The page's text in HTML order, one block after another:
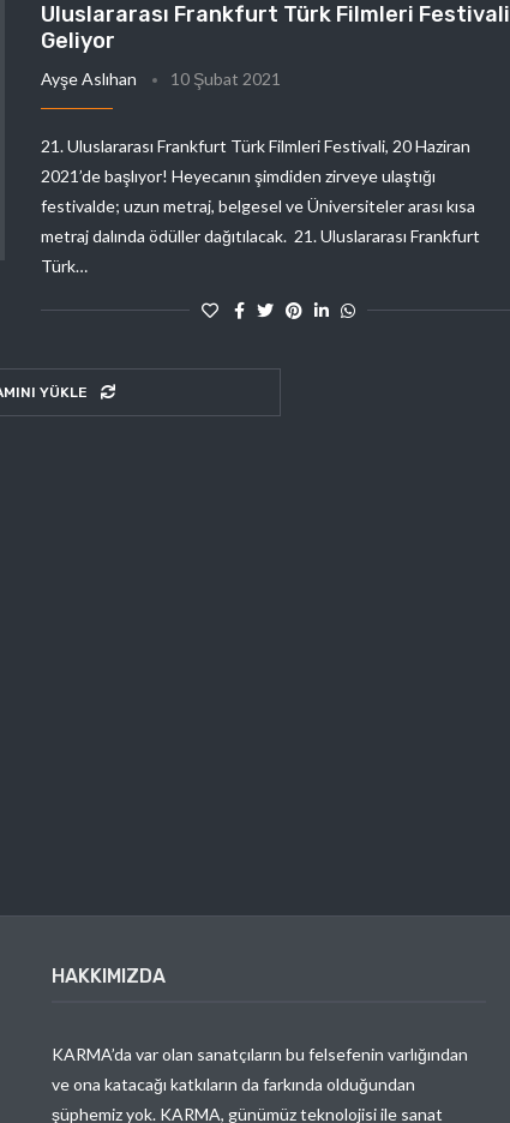
Uluslararası Frankfurt Türk Filmleri Festivali
Geliyor
Ayşe Aslıhan 10 Şubat 2021
21. Uluslararası Frankfurt Türk Filmleri Festivali, 20 Haziran
2021’de başlıyor! Heyecanın şimdiden zirveye ulaştığı
festivalde; uzun metraj, belgesel ve Üniversiteler arası kısa
metraj dalında ödüller dağıtılacak. 21. Uluslararası Frankfurt
Türk…
YÜKLE
HAKKIMIZDA
KARMA’da var olan sanatçıların bu felsefenin varlığından
ve ona katacağı katkıların da farkında olduğundan
şüphemiz yok. KARMA, günümüz teknolojisi ile sanat